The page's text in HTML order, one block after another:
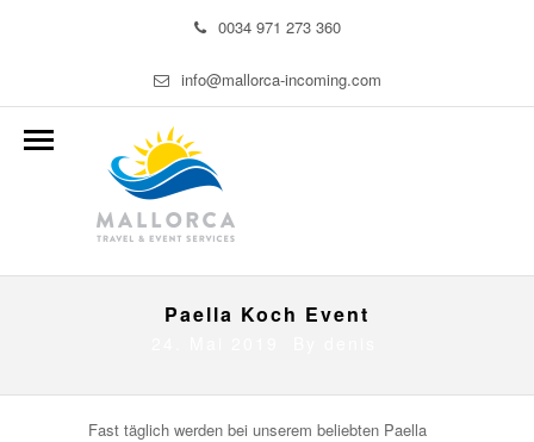
0034 971 273 360
info@mallorca-incoming.com
Paella Koch Event
Fast täglich werden bei unserem beliebten Paella